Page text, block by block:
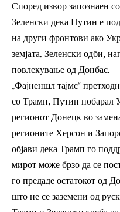
Според извор запознаен
Зеленски дека Путин е
на други фронтови ако
земјата. Зеленски одби,
повлекување од Донбас.
„Фајненшл тајмс“
со Трамп, Путин побарал
регионот Донецк во
регионите Херсон и
објави дека Трамп го
мирот може брзо да се
го предаде остатокот од
што не се заземени од